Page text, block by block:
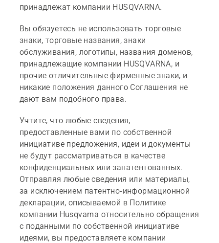
принадлежат компании HUSQVARNA.
Вы обязуетесь не использовать торговые
знаки, торговые названия, знаки
обслуживания, логотипы, названия доменов,
принадлежащие компании HUSQVARNA, и
прочие отличительные фирменные знаки, и
никакие положения данного Соглашения не
дают вам подобного права.
Учтите, что любые сведения,
предоставленные вами по собственной
инициативе предложения, идеи и документы
не будут рассматриваться в качестве
конфиденциальных или запатентованных.
Отправляя любые сведения или материалы,
за исключением патентно-информационной
декларации, описываемой в Политике
компании Husqvarna относительно обращения
с поданными по собственной инициативе
идеями, вы предоставляете компании